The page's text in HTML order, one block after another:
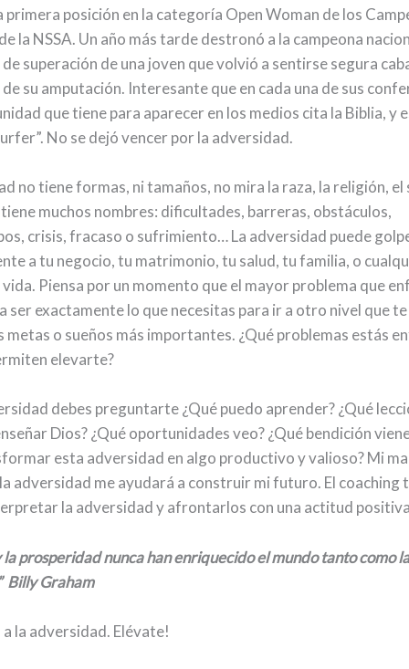
primera posición en la categoría Open Woman de los
la NSSA. Un año más tarde destronó a la campeona
superación de una joven que volvió a sentirse segura
su amputación. Interesante que en cada una de sus
que tiene para aparecer en los medios cita la Biblia, y
No se dejó vencer por la adversidad.
no tiene formas, ni tamaños, no mira la raza, la religión,
muchos nombres: dificultades, barreras, obstáculos,
crisis, fracaso o sufrimiento… La adversidad puede
a tu negocio, tu matrimonio, tu salud, tu familia, o
Piensa por un momento que el mayor problema que
ser exactamente lo que necesitas para ir a otro nivel que
metas o sueños más importantes. ¿Qué problemas estás
elevarte?
debes preguntarte ¿Qué puedo aprender? ¿Qué
Dios? ¿Qué oportunidades veo? ¿Qué bendición
esta adversidad en algo productivo y valioso? Mi
adversidad me ayudará a construir mi futuro. El coaching
la adversidad y afrontarlos con una actitud
prosperidad nunca han enriquecido el mundo tanto como
Billy Graham
la adversidad. Elévate!